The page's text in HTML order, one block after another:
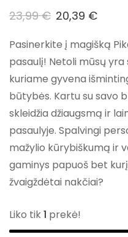
23,99€ 20,39 €
Pasinerkite į magišką
pasaulį! Netoli mūsų
kuriame gyvena
būtybės. Kartu su savo
skleidžia džiaugsmą ir
pasaulyje. Spalvingi
mažylio kūrybiškumą ir
gaminys papuoš bet
žvaigždėtai nakčiai?
Liko tik1 prekė!